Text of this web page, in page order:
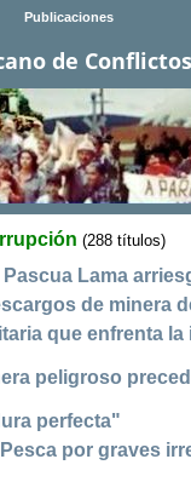
Publicaciones
de
(288 títulos)
Lama
de minera
que enfrenta la
peligroso
perfecta"
por graves